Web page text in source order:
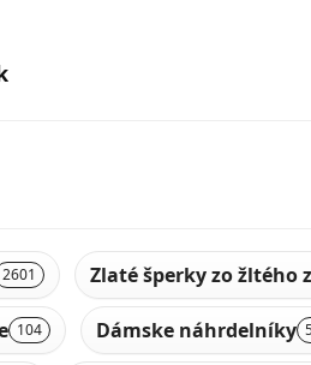
2601 Zlaté šperky zo žltého
104 Dámske náhrdelníky